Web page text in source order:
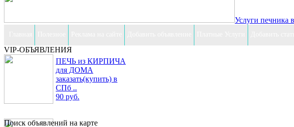
Услуги печника
VIP-ОБЪЯВЛЕНИЯ
ПЕЧЬ из КИРПИЧА
для ДОМА
заказать(купить) в
СПб ..
90 руб.
Поиск объявлений на карте